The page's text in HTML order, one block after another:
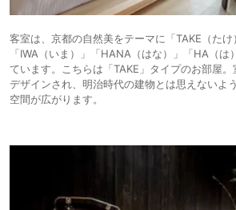
客室は、京都の自然美をテーマに「TAKE（たけ
「IWA（いま）」「HANA（はな）」「HA（
ています。こちらは「TAKE」タイプのお部屋
デザインされ、明治時代の建物とは思えないよ
空間が広がります。